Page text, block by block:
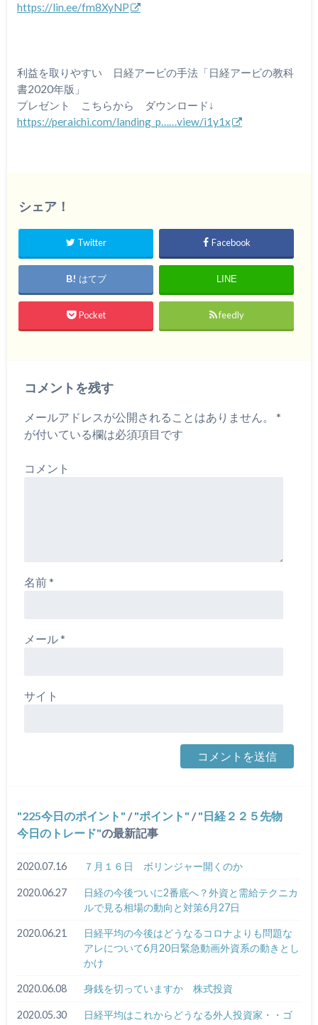
https://lin.ee/fm8XyNP
利益を取りやすい 日経アービの手法「日経アービの教科
書2020年版」
プレゼント こちらから ダウンロード↓
https://peraichi.com/landing_p……view/i1y1x
シェア！
Twitter Facebook
はてブ LINE
Pocket feedly
コメントを残す
メールアドレスが公開されることはありません。
*
が付いている欄は必須項目です
コメント
名前*
メール*
サイト
225今日のポイント / ポイント / 日経２２５先物
今日のトレード の最新記事
2020.07.16 ７月１６日 ボリンジャー開くのか
2020.06.27
日経の今後ついに2番底へ？外資と需給テクニカ
ルで見る相場の動向と対策6月27日
2020.06.21
日経平均の今後はどうなるコロナよりも問題な
アレについて6月20日緊急動画外資系の動きとし
かけ
2020.06.08 身銭を切っていますか 株式投資
2020.05.30
日経平均はこれからどうなる外人投資家・・ゴ